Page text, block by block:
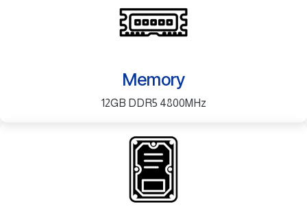
Memory
12GB DDR5 4800MHz